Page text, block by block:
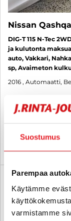
Suostumus
Parempaa
Käytämme
varmistamme
Nissan
DIG-T 115 N-Tec
ja kulutonta
auto, Vakkari,
sp, Avaimeton
2016 , Automaatti,
alk. 151 € / kk
6 kk